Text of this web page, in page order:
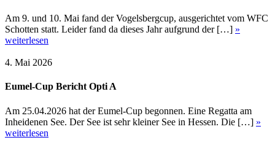
Am 9. und 10. Mai fand der Vogelsbergcup, ausgerichtet vom WFC
Schotten statt. Leider fand da dieses Jahr aufgrund der […] »
weiterlesen
4. Mai 2026
Eumel-Cup Bericht Opti A
Am 25.04.2026 hat der Eumel-Cup begonnen. Eine Regatta am
Inheidenen See. Der See ist sehr kleiner See in Hessen. Die […] »
weiterlesen